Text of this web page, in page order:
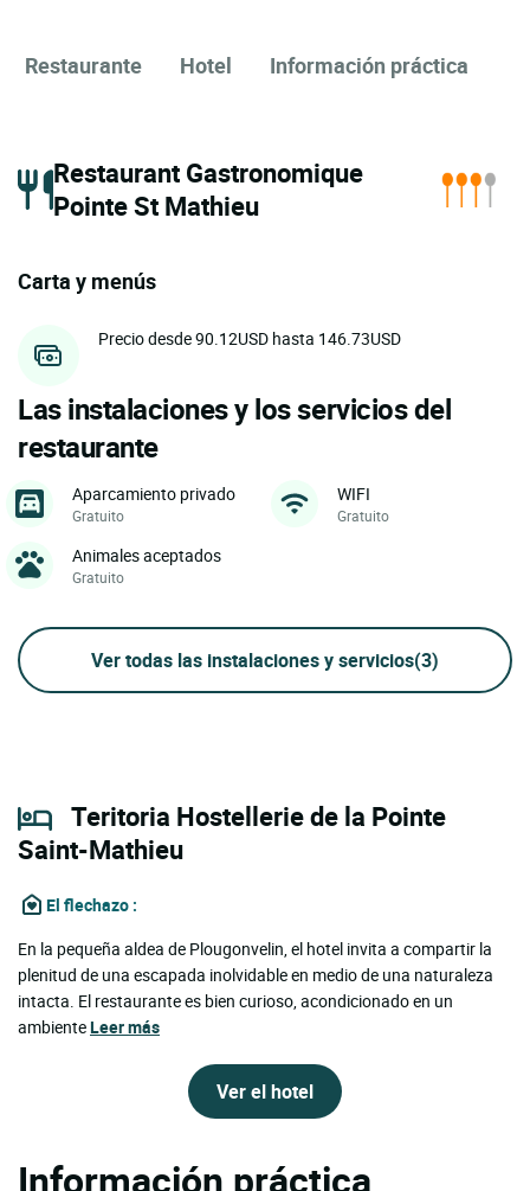
Restaurante Hotel Información práctica
Restaurant Gastronomique
Pointe St Mathieu
Carta y menús
Precio desde 90.12USD hasta 146.73USD
Las instalaciones y los servicios del
restaurante
Aparcamiento privado
Gratuito
WIFI
Gratuito
Animales aceptados
Gratuito
Ver todas las instalaciones y servicios(3)
Teritoria Hostellerie de la Pointe
Saint-Mathieu
El flechazo :
En la pequeña aldea de Plougonvelin, el hotel invita a compartir la
plenitud de una escapada inolvidable en medio de una naturaleza
intacta. El restaurante es bien curioso, acondicionado en un
ambienteLeer más
Ver el hotel
Información práctica